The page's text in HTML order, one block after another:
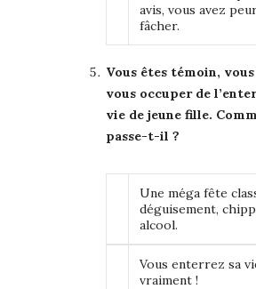
avis, vous avez
fâcher.
Vous êtes témoin,
vous occuper de
vie de jeune fille.
passe-t-il ?
Une méga fête
déguisement,
alcool.
Vous enterrez sa
vraiment !